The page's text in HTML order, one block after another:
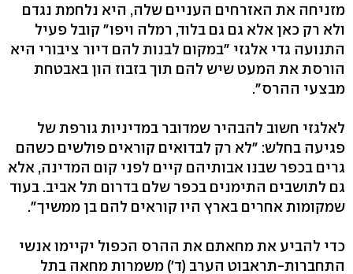
מזניחה את האזרחים העניים שלה, היא נלחמת נגדם
ולא רק כאן אלא גם גם בלוד, רמלה ויפו" קובל פעיל
התנועה גדי אלגזי "במקום לבנות להם דיור ציבורי היא
הורסת את המעט שיש להם תוך בזבוז הון באבטחת
מבצעי ההרס".
לאלגזי חשוב להבהיר שמדובר במדיניות גורפת של
פגיעה בחלש: "לא רק לבדואים קוראים פולשים כשהם
גרים בכפר שבנו אבותיהם קיים לפני קום המדינה, אלא
גם לתושבים התימנים בכפר שלם בדרום תל אביב. בעוד
שמקומות אחרים בארץ היו קוראים להם בן ממשיך".
כדי להביע את מחאתם את ההרס הכפול יקיימו אנשי
התחברות-תראבוט הערב (ד') משמרות מחאה בתל